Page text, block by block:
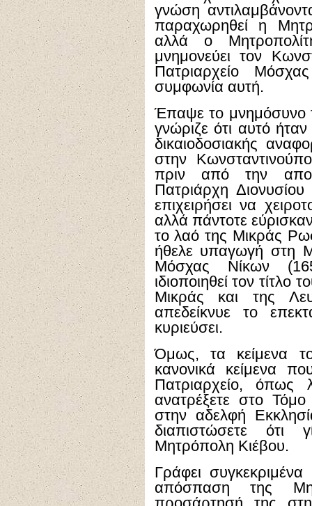
γνώση
παραχωρηθεί η
αλλά ο
μνημονεύει τον
Πατριαρχείο
συμφωνία αυτή.
Έπαψε το μνημόσυνο
γνώριζε ότι αυτό
δικαιοδοσιακής
στην
πριν από την
Πατριάρχη
επιχειρήσει να
αλλά πάντοτε
το λαό της Μικράς
ήθελε υπαγωγή στη
Μόσχας Νίκων
ιδιοποιηθεί τον
Μικράς και της
απεδείκνυε το
κυριεύσει.
Όμως, τα κείμενα
κανονικά κείμενα
Πατριαρχείο,
ανατρέξετε στο
στην αδελφή
διαπιστώσετε ότι
Μητρόπολη Κιέβου.
Γράφει
απόσπαση της